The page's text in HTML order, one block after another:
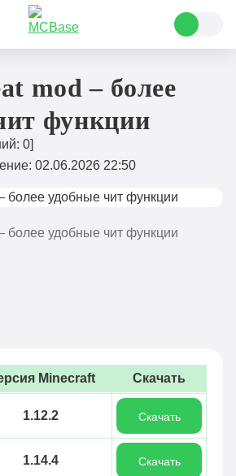
mod – более
функции
0]
02.06.2026 22:50
Minecraft Скачать
1.12.2 Скачать
1.14.4 Скачать